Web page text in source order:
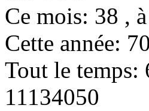
Ce mois: 38 ,
Cette année:
Tout le temps:
11134050